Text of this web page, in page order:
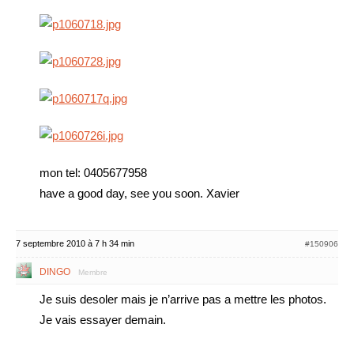
mon tel: 0405677958
have a good day, see you soon. Xavier
7 septembre 2010 à 7 h 34 min #150906
DINGO Membre
Je suis desoler mais je n’arrive pas a mettre les photos.
Je vais essayer demain.